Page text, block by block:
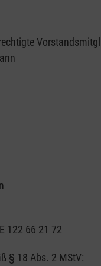
122 66 21 72
§ 18 Abs. 2 MStV: